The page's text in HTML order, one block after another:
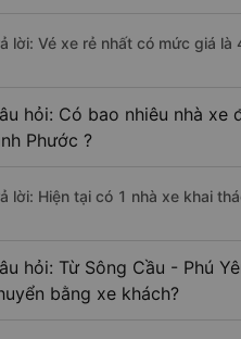
lời: Vé xe rẻ nhất có mức giá
hỏi: Có bao nhiêu nhà
Phước ?
lời: Hiện tại có 1 nhà xe khai
hỏi: Từ Sông Cầu - Phú
bằng xe khách?